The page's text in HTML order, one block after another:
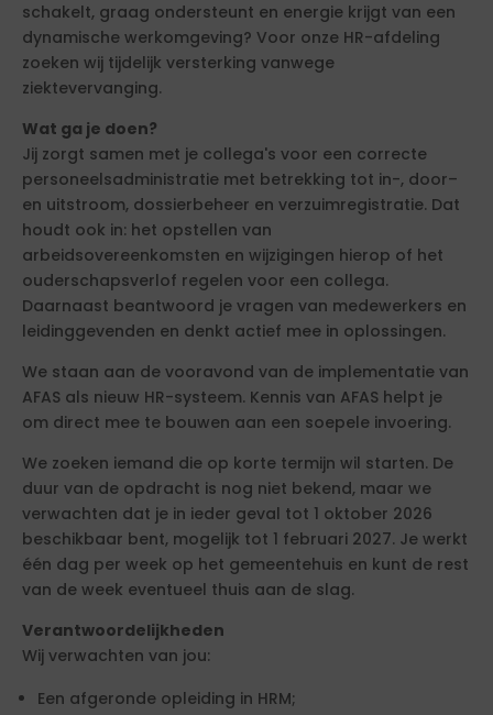
schakelt, graag ondersteunt en energie krijgt van een
dynamische werkomgeving? Voor onze HR-afdeling
zoeken wij tijdelijk versterking vanwege
ziektevervanging.
Wat ga je doen?
Jij zorgt samen met je collega's voor een correcte
personeelsadministratie met betrekking tot in-, door–
en uitstroom, dossierbeheer en verzuimregistratie. Dat
houdt ook in: het opstellen van
arbeidsovereenkomsten en wijzigingen hierop of het
ouderschapsverlof regelen voor een collega.
Daarnaast beantwoord je vragen van medewerkers en
leidinggevenden en denkt actief mee in oplossingen.
We staan aan de vooravond van de implementatie van
AFAS als nieuw HR-systeem. Kennis van AFAS helpt je
om direct mee te bouwen aan een soepele invoering.
We zoeken iemand die op korte termijn wil starten. De
duur van de opdracht is nog niet bekend, maar we
verwachten dat je in ieder geval tot 1 oktober 2026
beschikbaar bent, mogelijk tot 1 februari 2027. Je werkt
één dag per week op het gemeentehuis en kunt de rest
van de week eventueel thuis aan de slag.
Verantwoordelijkheden
Wij verwachten van jou:
Een afgeronde opleiding in HRM;